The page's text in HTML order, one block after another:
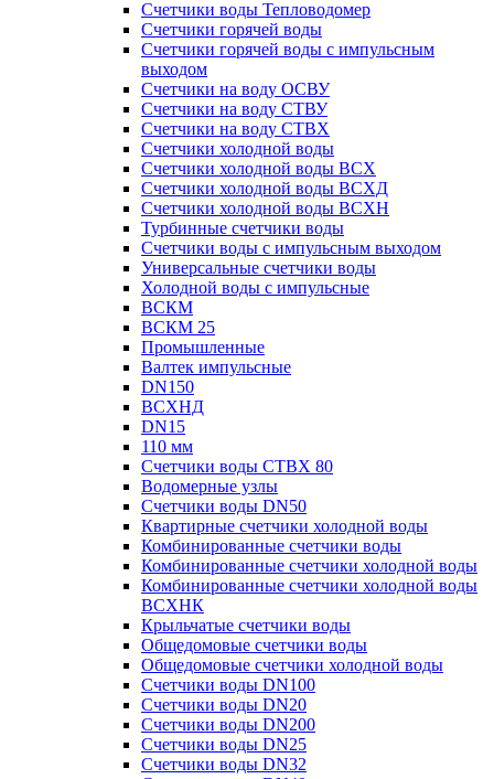
Счетчики воды Тепловодомер
Счетчики горячей воды
Счетчики горячей воды с импульсным
выходом
Счетчики на воду ОСВУ
Счетчики на воду СТВУ
Счетчики на воду СТВХ
Счетчики холодной воды
Счетчики холодной воды ВСХ
Счетчики холодной воды ВСХД
Счетчики холодной воды ВСХН
Турбинные счетчики воды
Счетчики воды с импульсным выходом
Универсальные счетчики воды
Холодной воды с импульсные
ВСКМ
ВСКМ 25
Промышленные
Валтек импульсные
DN150
ВСХНД
DN15
110 мм
Счетчики воды СТВХ 80
Водомерные узлы
Счетчики воды DN50
Квартирные счетчики холодной воды
Комбинированные счетчики воды
Комбинированные счетчики холодной воды
Комбинированные счетчики холодной воды
ВСХНК
Крыльчатые счетчики воды
Общедомовые счетчики воды
Общедомовые счетчики холодной воды
Счетчики воды DN100
Счетчики воды DN20
Счетчики воды DN200
Счетчики воды DN25
Счетчики воды DN32